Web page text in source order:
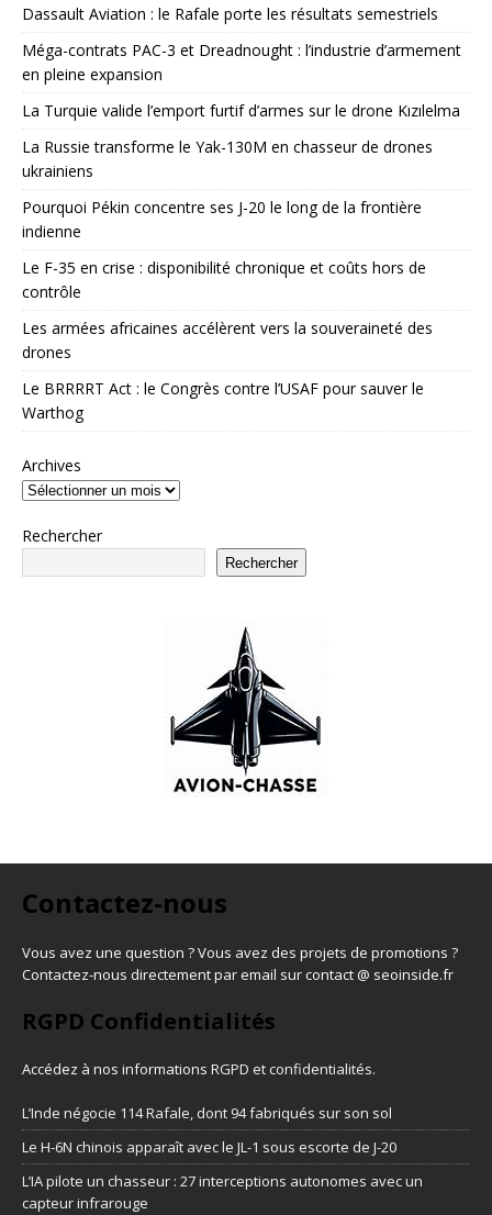
Dassault Aviation : le Rafale porte les résultats semestriels
Méga-contrats PAC-3 et Dreadnought : l’industrie d’armement
en pleine expansion
La Turquie valide l’emport furtif d’armes sur le drone Kızılelma
La Russie transforme le Yak-130M en chasseur de drones
ukrainiens
Pourquoi Pékin concentre ses J-20 le long de la frontière
indienne
Le F-35 en crise : disponibilité chronique et coûts hors de
contrôle
Les armées africaines accélèrent vers la souveraineté des
drones
Le BRRRRT Act : le Congrès contre l’USAF pour sauver le
Warthog
Archives
Rechercher
Rechercher
Contactez-nous
Vous avez une question ? Vous avez des projets de promotions ?
Contactez-nous directement par email sur contact @ seoinside.fr
RGPD Confidentialités
Accédez à nos informations RGPD et confidentialités.
L’Inde négocie 114 Rafale, dont 94 fabriqués sur son sol
Le H-6N chinois apparaît avec le JL-1 sous escorte de J-20
L’IA pilote un chasseur : 27 interceptions autonomes avec un
capteur infrarouge